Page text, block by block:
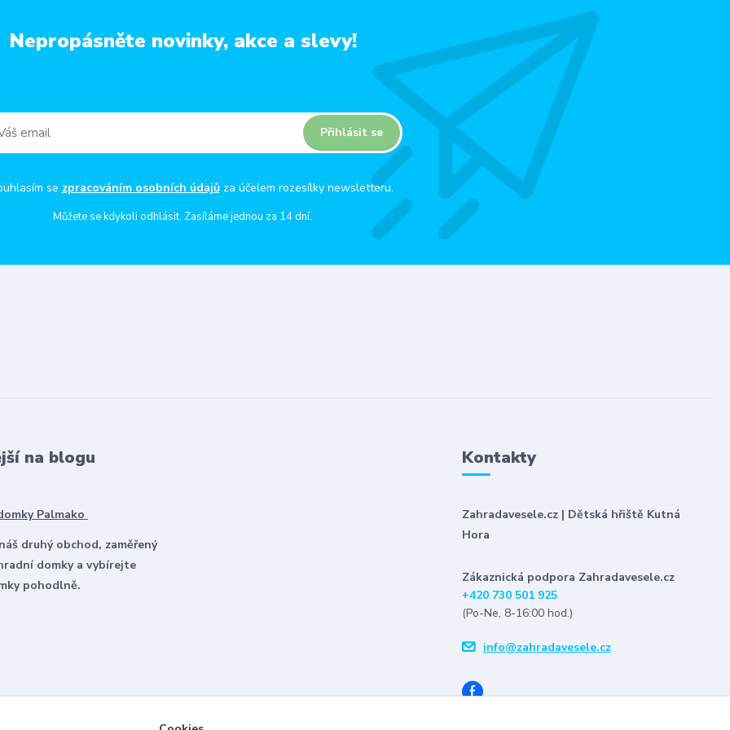
Nepropásněte novinky, akce a slevy!
Přihlásit se
se zpracováním osobních údajůza účelem rozesílky newsletteru.
Můžete se kdykoli odhlásit. Zasíláme jednou za 14 dní.
na blogu
Palmako
druhý obchod, zaměřený
domky a vybírejte
pohodlně.
Kontakty
Zahradavesele.cz | Dětská hřiště Kutná
Hora
Zákaznická podpora Zahradavesele.cz
+420 730 501 925
(Po-Ne, 8-16:00 hod.)
info@zahradavesele.cz